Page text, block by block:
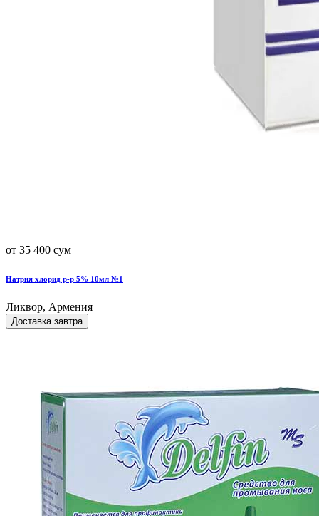
от 35 400 сум
Натрия хлорид р-р 5% 10мл №1
Ликвор, Армения
Доставка завтра